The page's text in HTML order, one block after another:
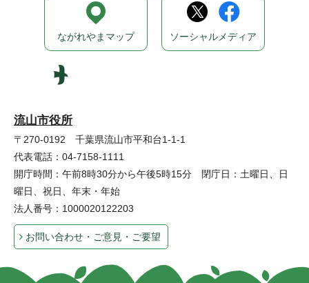
流山市役所
〒270-0192 千葉県流山市平和台1-1-1
代表電話：04-7158-1111
開庁時間：午前8時30分から午後5時15分 閉庁日：土曜日、日
曜日、祝日、年末・年始
法人番号：1000020122203
お問い合わせ・ご意見・ご要望
ながれやまマップ ソーシャルメディア